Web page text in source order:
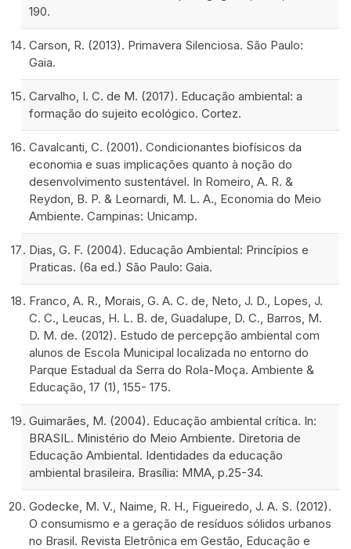
190.
Carson, R. (2013). Primavera Silenciosa. São Paulo:
Gaia.
Carvalho, I. C. de M. (2017). Educação ambiental: a
formação do sujeito ecológico. Cortez.
Cavalcanti, C. (2001). Condicionantes biofísicos da
economia e suas implicações quanto à noção do
desenvolvimento sustentável. In Romeiro, A. R. &
Reydon, B. P. & Leornardi, M. L. A., Economia do Meio
Ambiente. Campinas: Unicamp.
Dias, G. F. (2004). Educação Ambiental: Princípios e
Praticas. (6a ed.) São Paulo: Gaia.
Franco, A. R., Morais, G. A. C. de, Neto, J. D., Lopes, J.
C. C., Leucas, H. L. B. de, Guadalupe, D. C., Barros, M.
D. M. de. (2012). Estudo de percepção ambiental com
alunos de Escola Municipal localizada no entorno do
Parque Estadual da Serra do Rola-Moça. Ambiente &
Educação, 17 (1), 155- 175.
Guimarães, M. (2004). Educação ambiental crítica. In:
BRASIL. Ministério do Meio Ambiente. Diretoria de
Educação Ambiental. Identidades da educação
ambiental brasileira. Brasília: MMA, p.25-34.
Godecke, M. V., Naime, R. H., Figueiredo, J. A. S. (2012).
O consumismo e a geração de resíduos sólidos urbanos
no Brasil. Revista Eletrônica em Gestão, Educação e